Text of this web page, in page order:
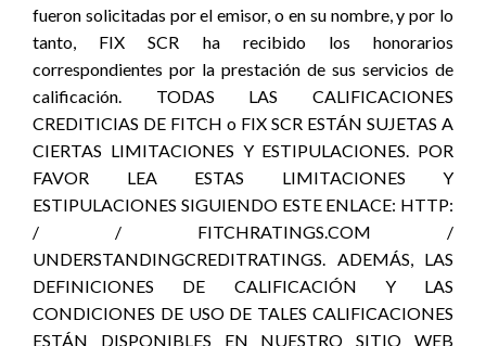
fueron solicitadas por el emisor, o en su nombre, y por lo
tanto, FIX SCR ha recibido los honorarios
correspondientes por la prestación de sus servicios de
calificación. TODAS LAS CALIFICACIONES
CREDITICIAS DE FITCH o FIX SCR ESTÁN SUJETAS A
CIERTAS LIMITACIONES Y ESTIPULACIONES. POR
FAVOR LEA ESTAS LIMITACIONES Y
ESTIPULACIONES SIGUIENDO ESTE ENLACE: HTTP:
/ / FITCHRATINGS.COM /
UNDERSTANDINGCREDITRATINGS. ADEMÁS, LAS
DEFINICIONES DE CALIFICACIÓN Y LAS
CONDICIONES DE USO DE TALES CALIFICACIONES
ESTÁN DISPONIBLES EN NUESTRO SITIO WEB